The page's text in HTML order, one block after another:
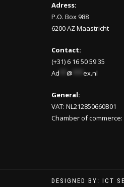
Adress:
P.O. Box 988
6200 AZ Maastricht
Contact:
(+31) 6 16 50 59 35
Ad
@ ex.nl
General:
VAT: NL212850660B01
Chamber of commerce:
DESIGNED BY: ICT